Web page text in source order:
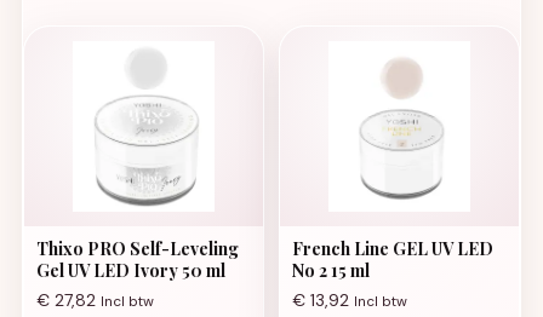
Thixo PRO Self-Leveling
Gel UV LED Ivory 50 ml
€ 27,82 Incl btw
French Line GEL UV LED
No 2 15 ml
€ 13,92 Incl btw